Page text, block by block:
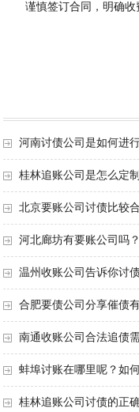
谨慎签订合同，明确收
河南讨债公司是如何进
桂林追账公司是怎么定
北京要账公司讨债比较
河北廊坊有要账公司吗
温州收账公司告诉你讨
合肥要债公司分享催债
南通收账公司合法追债
蚌埠讨账在哪里呢？如
桂林追账公司讨债的正